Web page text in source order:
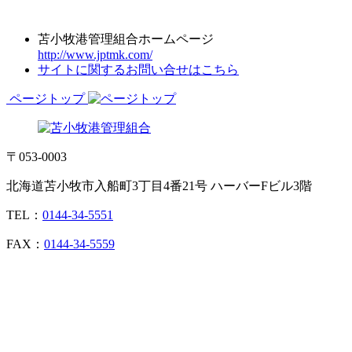
苫小牧港管理組合ホームページ
http://www.jptmk.com/
サイトに関するお問い合せはこちら
ページトップ
〒053-0003
北海道苫小牧市入船町3丁目4番21号 ハーバーFビル3階
TEL： 0144-34-5551
FAX： 0144-34-5559